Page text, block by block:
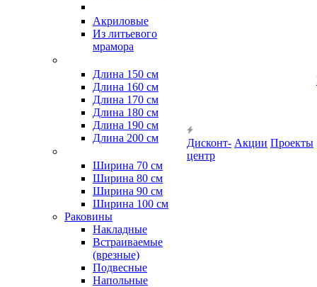
Акриловые
Из литьевого
мрамора
Длина 150 см
Длина 160 см
Длина 170 см
Длина 180 см
Длина 190 см
Длина 200 см
Ширина 70 см
Ширина 80 см
Ширина 90 см
Ширина 100 см
Раковины
Накладные
Встраиваемые
(врезные)
Подвесные
Напольные
Дисконт-
центр
Акции Проекты